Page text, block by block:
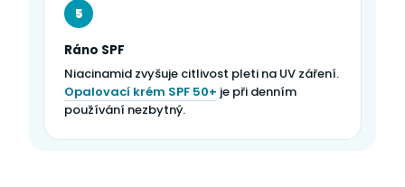
5
Ráno SPF
Niacinamid zvyšuje citlivost pleti na UV záření.
Opalovací krém SPF 50+ je při denním
používání nezbytný.